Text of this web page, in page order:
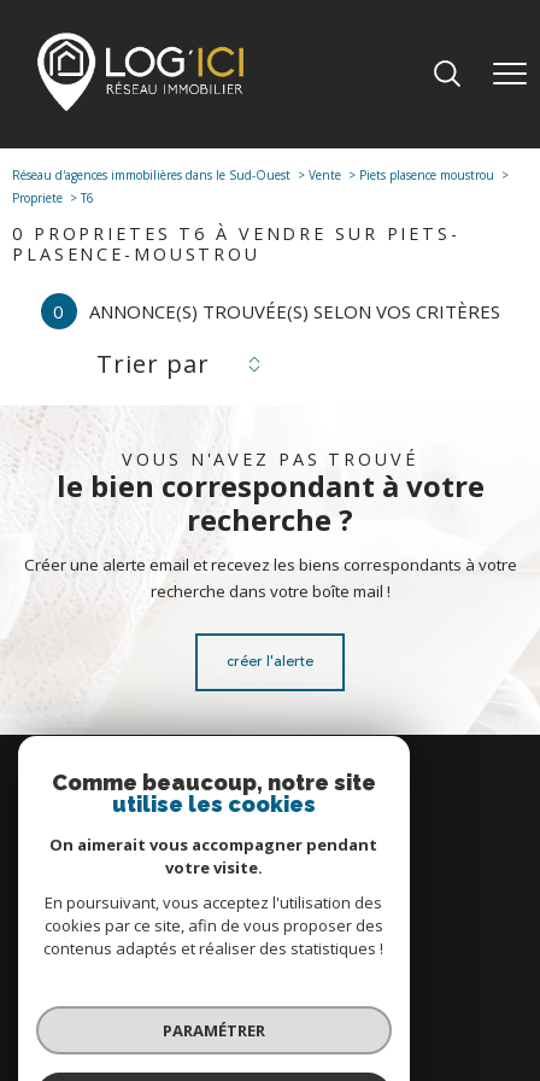
Réseau d'agences immobilières dans le Sud-Ouest Vente
Piets plasence moustrou
Propriete
T6
0 PROPRIETES T6 À VENDRE SUR PIETS-
PLASENCE-MOUSTROU
0 ANNONCE(S) TROUVÉE(S) SELON VOS CRITÈRES
Trier par
VOUS N'AVEZ PAS TROUVÉ
le bien correspondant à votre
recherche ?
Créer une alerte email et recevez les biens correspondants à votre
recherche dans votre boîte mail !
créer l'alerte
connecter
espace propriétaire
Comme beaucoup, notre site
utilise les cookies
On aimerait vous accompagner pendant
votre visite.
En poursuivant, vous acceptez l'utilisation des
cookies par ce site, afin de vous proposer des
contenus adaptés et réaliser des statistiques !
PARAMÉTRER